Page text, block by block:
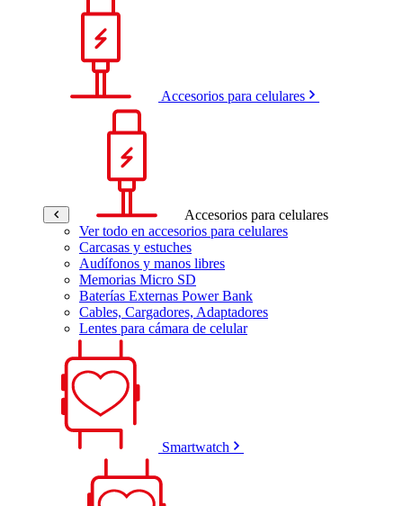
Accesorios para celulares
Accesorios para celulares
Ver todo en accesorios para celulares
Carcasas y estuches
Audífonos y manos libres
Memorias Micro SD
Baterías Externas Power Bank
Cables, Cargadores, Adaptadores
Lentes para cámara de celular
Smartwatch